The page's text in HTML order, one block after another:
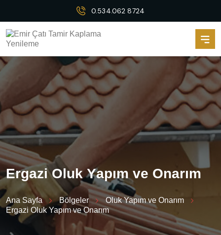
0.534.062 8724
Ergazi Oluk Yapım ve Onarım
Ana Sayfa Bölgeler
Oluk Yapım ve Onarım
Ergazi Oluk Yapım ve Onarım